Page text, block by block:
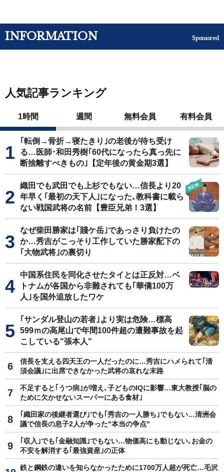
INFORMATION Sponsored
人気記事ランキング
1時間 週間 無料会員 有料会員
｢転倒→骨折→寝たきり｣の老後が待ち受け
る…医師･和田秀樹｢60代になったら真っ先に
断捨離すべきもの｣【定年後の黄金期3選】
織田でも武田でも上杉でもない…信長より20
年早く｢最初の天下人｣になった､教科書に載ら
ない戦国武将の名前【豊臣兄弟！3選】
なぜ柴田勝家は｢賤ケ岳｣であっさり負けたの
か…秀吉がこっそり工作していた勝家配下の
｢大物武将｣の裏切り
中国系住民を同化させたタイとは正反対…ベ
トナムが各国から非難されても｢華僑100万
人｣を国外追放したワケ
｢サンダル登山の若者｣より実は危険…標高
599ｍの高尾山で年間100件超の遭難事故を起
こしている"張本人"
信長を支える四天王の一人だったのに…秀吉にハメられて｢清
須会議｣に出席できなかった武将の哀れな末路
不足すると｢うつ病｣が増え､子どものIQに影響…東大教授｢脳の
ために欠かせないスーパーにある食材｣
｢織田家の後継者選び｣でも｢秀吉の一人勝ち｣でもない…清洲会
議で信長の息子2人が争った"本当の争点"
｢収入｣でも｢金融知識｣でもない…物価高にも動じない､お金の
不安を解消する｢最強資産｣の正体
鉄と鋼鉄の違いを知らなかったために1700万人超が死亡…毛沢